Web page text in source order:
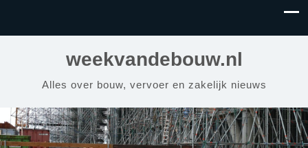
weekvandebouw.nl
Alles over bouw, vervoer en zakelijk nieuws